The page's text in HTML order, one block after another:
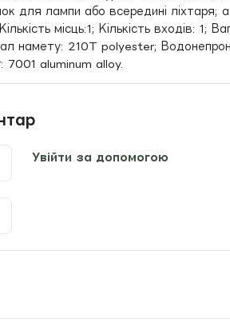
для лампи або всередині ліхтаря;
місць:1; Кількість входів: 1;
намету: 210T polyester;
aluminum alloy.
Увійти за допомогою